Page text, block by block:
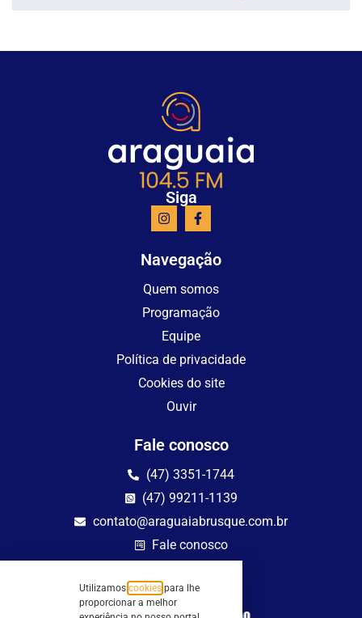
Siga
Navegação
Quem somos
Programação
Equipe
Política de privacidade
Cookies do site
Ouvir
Fale conosco
(47) 3351-1744
(47) 99211-1139
contato@araguaiabrusque.com.br
Fale conosco
Site seguro
Utilizamos cookies para lhe
proporcionar a melhor